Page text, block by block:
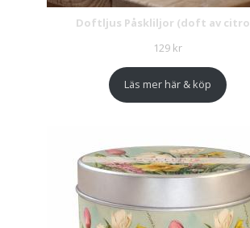
Doftljus Påskliljor (doft av
129 kr
Läs mer här & köp